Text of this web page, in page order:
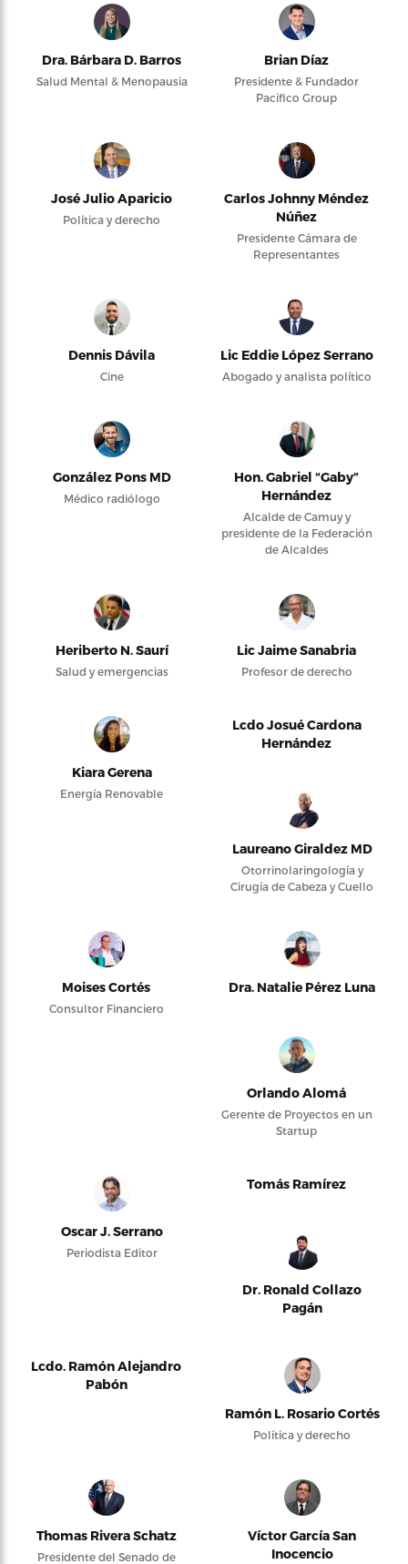
Dra. Bárbara D. Barros
Salud Mental & Menopausia
Brian Díaz
Presidente & Fundador
Pacifico Group
José Julio Aparicio
Política y derecho
Carlos Johnny Méndez
Núñez
Presidente Cámara de
Representantes
Dennis Dávila
Cine
Lic Eddie López Serrano
Abogado y analista político
González Pons MD
Médico radiólogo
Hon. Gabriel “Gaby”
Hernández
Alcalde de Camuy y
presidente de la Federación
de Alcaldes
Heriberto N. Saurí
Salud y emergencias
Lic Jaime Sanabria
Profesor de derecho
Kiara Gerena
Energía Renovable
Lcdo Josué Cardona
Hernández
Laureano Giraldez MD
Otorrinolaringología y
Cirugía de Cabeza y Cuello
Moises Cortés
Consultor Financiero
Dra. Natalie Pérez Luna
Orlando Alomá
Gerente de Proyectos en un
Startup
Oscar J. Serrano
Periodista Editor
Tomás Ramírez
Dr. Ronald Collazo
Pagán
Lcdo. Ramón Alejandro
Pabón
Ramón L. Rosario Cortés
Política y derecho
Thomas Rivera Schatz
Presidente del Senado de
Víctor García San
Inocencio